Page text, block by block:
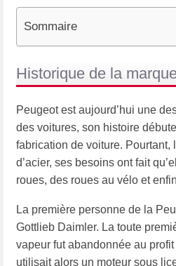
Sommaire
Historique de la
Peugeot est aujourd’hui une
des voitures, son histoire
fabrication de voiture. Pourtant,
d’acier, ses besoins ont fait
roues, des roues au vélo et
La première personne de la
Gottlieb Daimler. La toute
vapeur fut abandonnée au
utilisait alors un moteur sous